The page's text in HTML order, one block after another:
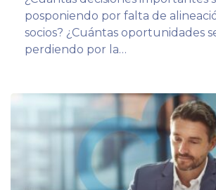
posponiendo por falta de
socios? ¿Cuántas oportunidades
perdiendo por la…